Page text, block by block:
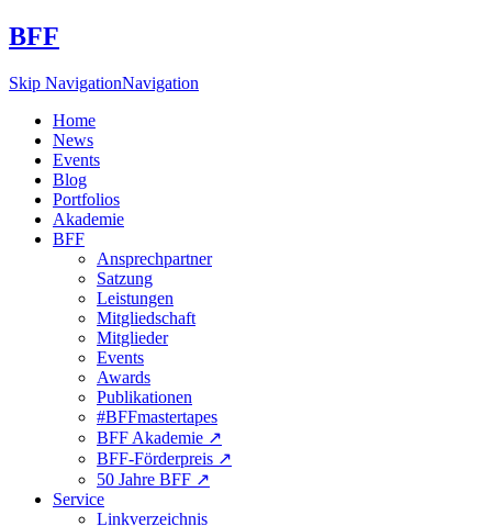
BFF
Skip NavigationNavigation
Home
News
Events
Blog
Portfolios
Akademie
BFF
Ansprechpartner
Satzung
Leistungen
Mitgliedschaft
Mitglieder
Events
Awards
Publikationen
#BFFmastertapes
BFF Akademie ↗︎
BFF-Förderpreis ↗︎
50 Jahre BFF ↗︎
Service
Linkverzeichnis